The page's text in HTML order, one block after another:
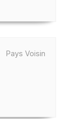
Pays Voisin